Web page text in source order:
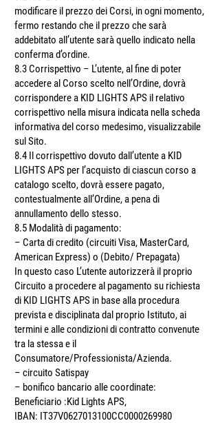
modificare il prezzo dei Corsi, in ogni momento,
fermo restando che il prezzo che sarà
addebitato all’utente sarà quello indicato nella
conferma d’ordine.
8.3 Corrispettivo – L’utente, al fine di poter
accedere al Corso scelto nell’Ordine, dovrà
corrispondere a KID LIGHTS APS il relativo
corrispettivo nella misura indicata nella scheda
informativa del corso medesimo, visualizzabile
sul Sito.
8.4 Il corrispettivo dovuto dall’utente a KID
LIGHTS APS per l’acquisto di ciascun corso a
catalogo scelto, dovrà essere pagato,
contestualmente all’Ordine, a pena di
annullamento dello stesso.
8.5 Modalità di pagamento:
– Carta di credito (circuiti Visa, MasterCard,
American Express) o (Debito/ Prepagata)
In questo caso L’utente autorizzerà il proprio
Circuito a procedere al pagamento su richiesta
di KID LIGHTS APS in base alla procedura
prevista e disciplinata dal proprio Istituto, ai
termini e alle condizioni di contratto convenute
tra la stessa e il
Consumatore/Professionista/Azienda.
– circuito Satispay
– bonifico bancario alle coordinate:
Beneficiario :Kid Lights APS,
IBAN: IT37V0627013100CC0000269980